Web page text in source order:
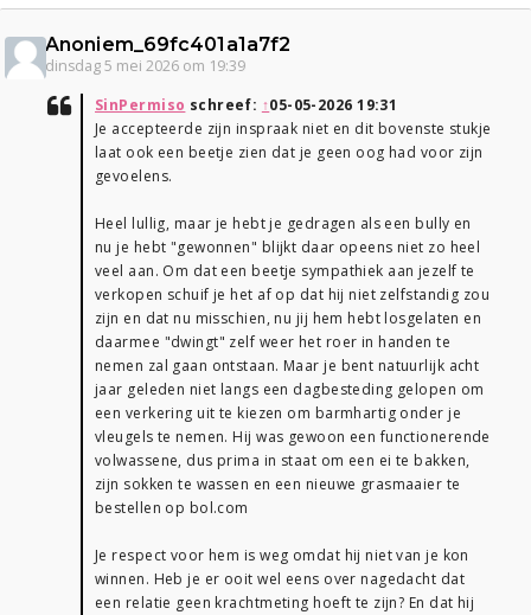
Anoniem_69fc401a1a7f2
dinsdag 5 mei 2026 om 19:39
SinPermiso schreef: ↑05-05-2026 19:31
Je accepteerde zijn inspraak niet en dit bovenste stukje
laat ook een beetje zien dat je geen oog had voor zijn
gevoelens.
Heel lullig, maar je hebt je gedragen als een bully en
nu je hebt "gewonnen" blijkt daar opeens niet zo heel
veel aan. Om dat een beetje sympathiek aan jezelf te
verkopen schuif je het af op dat hij niet zelfstandig zou
zijn en dat nu misschien, nu jij hem hebt losgelaten en
daarmee "dwingt" zelf weer het roer in handen te
nemen zal gaan ontstaan. Maar je bent natuurlijk acht
jaar geleden niet langs een dagbesteding gelopen om
een verkering uit te kiezen om barmhartig onder je
vleugels te nemen. Hij was gewoon een functionerende
volwassene, dus prima in staat om een ei te bakken,
zijn sokken te wassen en een nieuwe grasmaaier te
bestellen op bol.com
Je respect voor hem is weg omdat hij niet van je kon
winnen. Heb je er ooit wel eens over nagedacht dat
een relatie geen krachtmeting hoeft te zijn? En dat hij